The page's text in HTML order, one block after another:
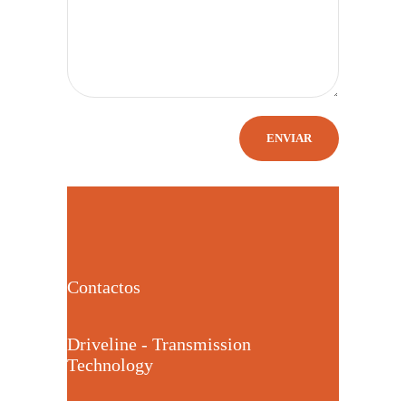
Contactos
Driveline - Transmission
Technology